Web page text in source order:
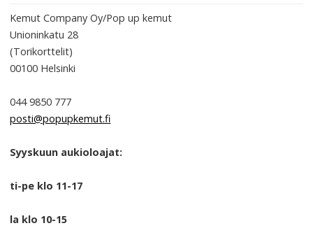
Kemut Company Oy/Pop up kemut
Unioninkatu 28
(Torikorttelit)
00100 Helsinki
044 9850 777
posti@popupkemut.fi
Syyskuun aukioloajat:
ti-pe klo 11-17
la klo 10-15